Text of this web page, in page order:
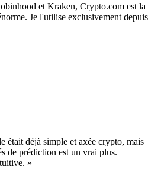
et Kraken, Crypto.com est la
Je l'utilise exclusivement depuis
était déjà simple et axée crypto, mais
de prédiction est un vrai plus.
»